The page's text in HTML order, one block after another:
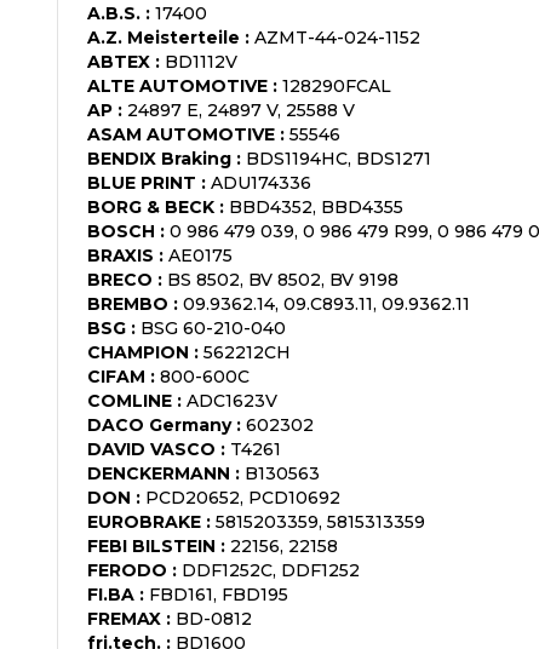
A.B.S. : 17400
A.Z. Meisterteile : AZMT-44-024-1152
ABTEX : BD1112V
ALTE AUTOMOTIVE : 128290FCAL
AP : 24897 E, 24897 V, 25588 V
ASAM AUTOMOTIVE : 55546
BENDIX Braking : BDS1194HC, BDS1271
BLUE PRINT : ADU174336
BORG & BECK : BBD4352, BBD4355
BOSCH : 0 986 479 039, 0 986 479 R99, 0 986 479
BRAXIS : AE0175
BRECO : BS 8502, BV 8502, BV 9198
BREMBO : 09.9362.14, 09.C893.11, 09.9362.11
BSG : BSG 60-210-040
CHAMPION : 562212CH
CIFAM : 800-600C
COMLINE : ADC1623V
DACO Germany: 602302
DAVID VASCO : T4261
DENCKERMANN : B130563
DON : PCD20652, PCD10692
EUROBRAKE : 5815203359, 5815313359
FEBI BILSTEIN : 22156, 22158
FERODO : DDF1252C, DDF1252
FI.BA : FBD161, FBD195
FREMAX : BD-0812
fri.tech. : BD1600